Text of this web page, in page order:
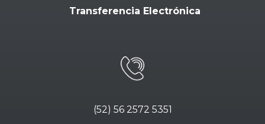
Transferencia Electrónica
(52) 56 2572 5351